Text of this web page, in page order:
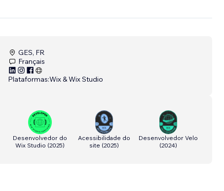
GES, FR
Français
Plataformas:Wix & Wix Studio
Desenvolvedor do
Wix Studio (2025)
Acessibilidade do
site (2025)
Desenvolvedor Velo
(2024)